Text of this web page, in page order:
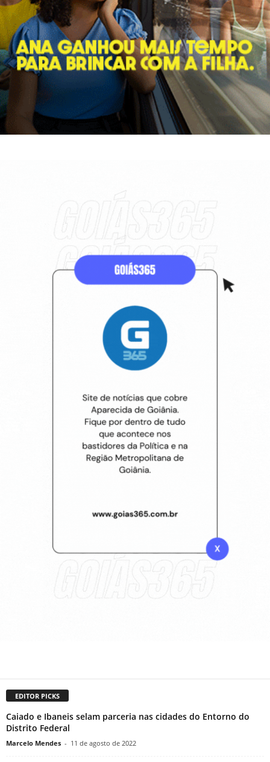
EDITOR PICKS
Caiado e Ibaneis selam parceria nas cidades do Entorno do
Distrito Federal
Marcelo Mendes - 11 de agosto de 2022